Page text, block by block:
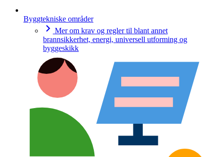
Byggtekniske områder
Mer om krav og regler til blant annet
brannsikkerhet, energi, universell utforming og
byggeskikk